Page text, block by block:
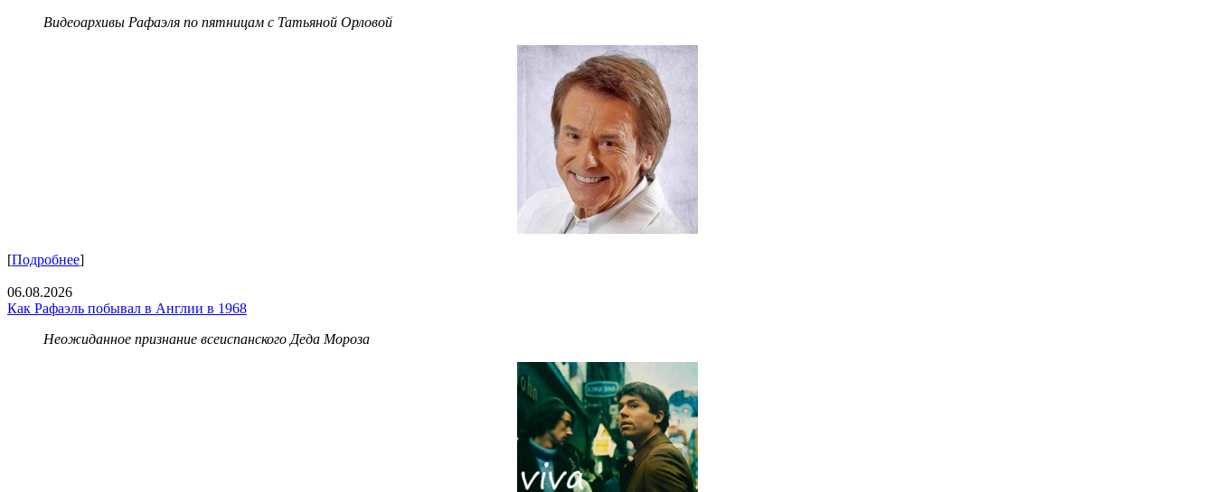
Видеоархивы Рафаэля по пятницам с Татьяной Орловой
[Подробнее]
06.08.2026
Как Рафаэль побывал в Англии в 1968
Неожиданное признание всеиспанского Деда Мороза